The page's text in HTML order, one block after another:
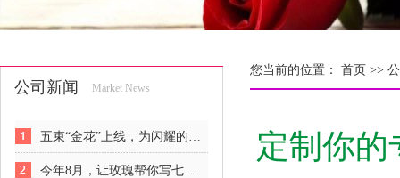
公司新闻 Market News
五束“金花”上线，为闪耀的女人们解锁悦己新姿势
今年8月，让玫瑰帮你写七夕情书
您当前的位置： 首页 >>
定制你